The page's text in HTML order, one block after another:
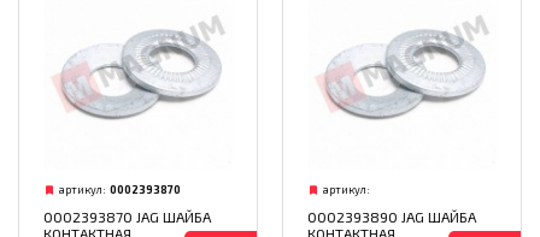
артикул: 0002393870
0002393870 JAG ШАЙБА
КОНТАКТНАЯ
артикул:
0002393890 JAG ШАЙБА
КОНТАКТНАЯ